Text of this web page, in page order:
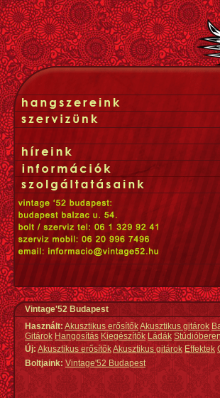
Vintage'52 Budapest
Használt: Akusztikus erősítőkAkusztikus gitárok
Gitárok Hangosítás Kiegészítők Ládák
Új:Akusztikus erősítőkAkusztikus gitárok Effektek
Boltjaink: Vintage'52 Budapest